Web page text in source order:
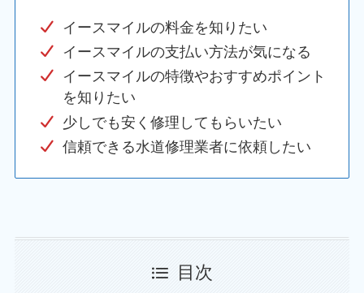
イースマイルの料金を知りたい
イースマイルの支払い方法が気になる
イースマイルの特徴やおすすめポイント
を知りたい
少しでも安く修理してもらいたい
信頼できる水道修理業者に依頼したい
目次